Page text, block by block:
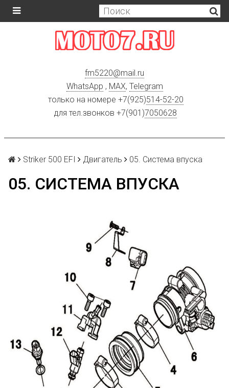
fm5220@mail.ru
WhatsApp , MAX, Telegram
только на номере +7(925)514-52-20
для тел.звонков +7(901)7050628
Striker 500 EFI Двигатель 05. Система впуска
05. СИСТЕМА ВПУСКА